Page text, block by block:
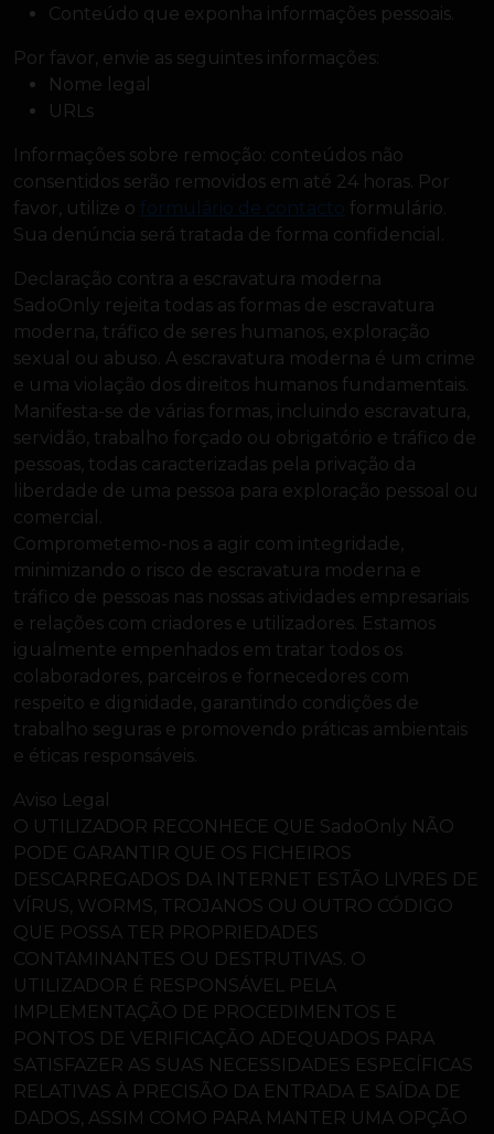
Conteúdo que exponha informações pessoais.
Por favor, envie as seguintes informações:
Nome legal
URLs
Informações sobre remoção: conteúdos não
consentidos serão removidos em até 24 horas. Por
favor, utilize o formulário de contacto formulário.
Sua denúncia será tratada de forma confidencial.
Declaração contra a escravatura moderna
SadoOnly rejeita todas as formas de escravatura
moderna, tráfico de seres humanos, exploração
sexual ou abuso. A escravatura moderna é um crime
e uma violação dos direitos humanos fundamentais.
Manifesta-se de várias formas, incluindo escravatura,
servidão, trabalho forçado ou obrigatório e tráfico de
pessoas, todas caracterizadas pela privação da
liberdade de uma pessoa para exploração pessoal ou
comercial.
Comprometemo-nos a agir com integridade,
minimizando o risco de escravatura moderna e
tráfico de pessoas nas nossas atividades empresariais
e relações com criadores e utilizadores. Estamos
igualmente empenhados em tratar todos os
colaboradores, parceiros e fornecedores com
respeito e dignidade, garantindo condições de
trabalho seguras e promovendo práticas ambientais
e éticas responsáveis.
Aviso Legal
O UTILIZADOR RECONHECE QUE SadoOnly NÃO
PODE GARANTIR QUE OS FICHEIROS
DESCARREGADOS DA INTERNET ESTÃO LIVRES DE
VÍRUS, WORMS, TROJANOS OU OUTRO CÓDIGO
QUE POSSA TER PROPRIEDADES
CONTAMINANTES OU DESTRUTIVAS. O
UTILIZADOR É RESPONSÁVEL PELA
IMPLEMENTAÇÃO DE PROCEDIMENTOS E
PONTOS DE VERIFICAÇÃO ADEQUADOS PARA
SATISFAZER AS SUAS NECESSIDADES ESPECÍFICAS
RELATIVAS À PRECISÃO DA ENTRADA E SAÍDA DE
DADOS, ASSIM COMO PARA MANTER UMA OPÇÃO